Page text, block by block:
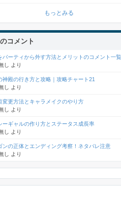
もっとみる
コメント
パーティから外す方法とメリットのコメント一覧
し より
神殿の行き方と攻略｜攻略チャート21
し より
変更方法とキャラメイクのやり方
し より
ーギャルの作り方とステータス成長率
し より
ンの正体とエンディング考察！ネタバレ注意
し より